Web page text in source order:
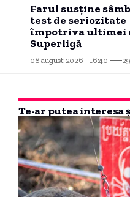
Farul susține
test de seriozitate
împotriva ultimei
Superligă
08 august 2026 - 16:40 29
Te-ar putea interesa